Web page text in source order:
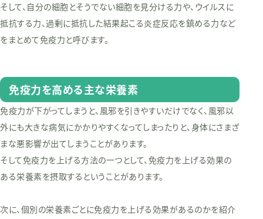
そして、自分の細胞とそうでない細胞を見分ける力や、ウイルスに
抵抗する力、過剰に抵抗した結果起こる炎症反応を鎮める力など
をまとめて免疫力と呼びます。
免疫力を高める主な栄養素
免疫力が下がってしまうと、風邪を引きやすいだけでなく、風邪以
外にも大きな病気にかかりやすくなってしまったりと、身体にさまざ
まな悪影響が出てしまうことがあります。
そして免疫力を上げる方法の一つとして、免疫力を上げる効果の
ある栄養素を摂取するということがあります。
次に、個別の栄養素ごとに免疫力を上げる効果があるのかを紹介